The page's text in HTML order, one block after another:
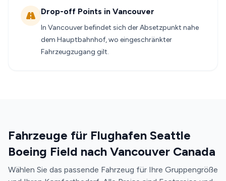
Drop-off Points in Vancouver
In Vancouver befindet sich der Absetzpunkt nahe
dem Hauptbahnhof, wo eingeschränkter
Fahrzeugzugang gilt.
Fahrzeuge für Flughafen Seattle
Boeing Field nach Vancouver Canada
Wählen Sie das passende Fahrzeug für Ihre Gruppengröße